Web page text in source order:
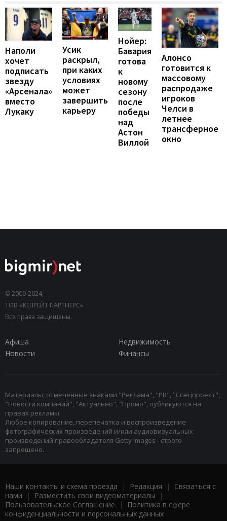
Наполи
хочет
подписать
звезду
«Арсенала»
вместо
Лукаку
Усик
раскрыл,
при каких
условиях
может
завершить
карьеру
Нойер:
Бавария
готова
к
новому
сезону
после
победы
над
Астон
Виллой
Алонсо
готовится к
массовому
распродаже
игроков
Челси в
летнее
трансферное
окно
© 2000-2024,
ТОВ «КЕПРЕЙТ ПАРТНЕРС».
Все права защищены.
Афиша
Недвижимость
Новости
Финансы
Материалы, отмеченные знаками "Реклама", "PR", "Спецпроект",
"Новости компаний", "Актуально", "Промо", публикуются на
правах рекламы.
Любое копирование, перепечатка и воспроизведение
фотографических произведений и/или аудиовизуальных
произведений правообладателя Getty Images - строго
запрещено.
Наши контакты и схема проезда | Редакция | Связаться с
нами | Разместить свои видеоматериалы |
Пользовательское Соглашение |
Политика в сфере
конфиденциальности и персональных данных